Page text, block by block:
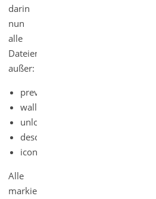
darin
nun
alle
Dateien
außer:
preview
wallpaper
unlock
description.xml
icons
Alle
markierten